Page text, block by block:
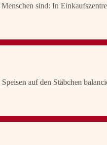
sind: In
auf den Stäbchen